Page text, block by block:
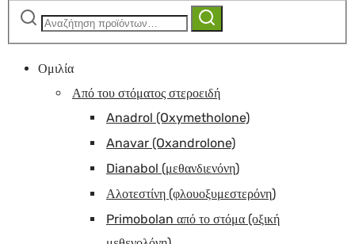
Αναζήτηση
Αναζήτηση
Ομιλία
Από του στόματος στεροειδή
Anadrol (Oxymetholone)
Anavar (Oxandrolone)
Dianabol (μεθανδιενόνη)
Αλοτεστίνη (φλουοξυμεστερόνη)
Primobolan από το στόμα (οξική